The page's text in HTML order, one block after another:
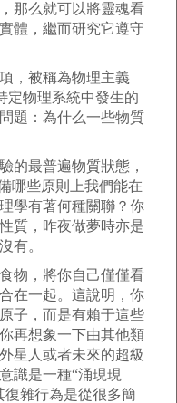
那么就可以將靈魂看
體，繼而研究它遵守
被稱為物理主義
定物理系統中發生的
題：為什么一些物質
最普遍物質狀態，
哪些原則上我們能在
學有著何種關聯？你
質，昨夜做夢時亦是
有。
，將你自己僅僅看
在一起。這說明，你
子，而是有賴于這些
再想象一下由其他類
星人或者未來的超級
識是一種“涌現現
復雜行為是從很多簡